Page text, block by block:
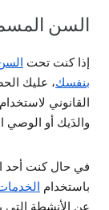
السن
إذا كنت تحت
بنفسك، عليك
والدَيك أو الوصي
في حال كنت أحد
باستخدام
عن الأنشطة